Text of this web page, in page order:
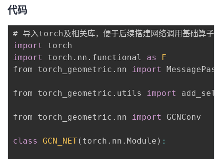
代码
import
import
torch . nn . functional as
F
from torch_geometric . nn import
from torch_geometric . utils import
from torch_geometric . nn import GCNConv
class GCN_NET( torch . nn . Module ) :